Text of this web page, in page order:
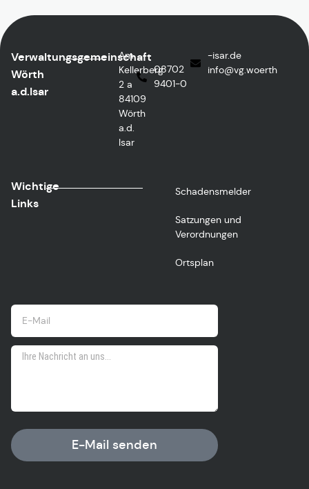
Verwaltungsgemeinschaft
Wörth
a.d.Isar
Am
Kellerberg
2 a
84109
Wörth
a.d.
Isar
08702
9401-0
ed.rasi-
htreow.gv
@ofni
Wichtige
Links
Schadensmelder
Satzungen und
Verordnungen
Ortsplan
E-Mail senden